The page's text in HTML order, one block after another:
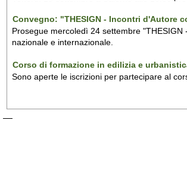
Convegno: "THESIGN - Incontri d'Autore
Prosegue mercoledì 24 settembre
nazionale e internazionale.
Corso di formazione in edilizia e
Sono aperte le iscrizioni per partecipare al